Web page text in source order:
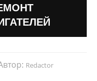
Redactor